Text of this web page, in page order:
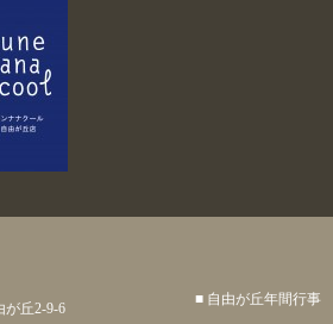
が丘2-9-6
■ 自由が丘年間行事